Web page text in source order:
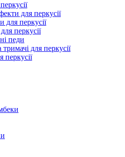
для перкусії
для перкусії
перкусії
педи
для перкусії
перкусії